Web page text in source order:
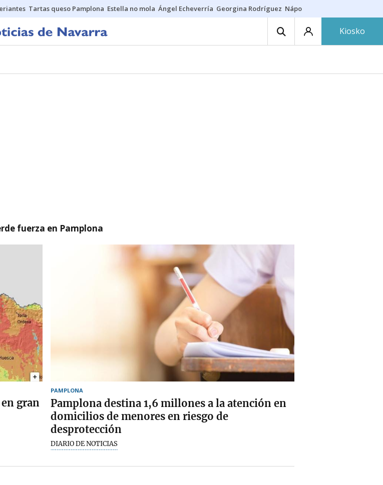
Tartas queso Pamplona Estella no mola Ángel Echeverría Georgina Rodríguez Nápoles - Osasuna
Kiosko
fuerza en Pamplona
gran
PAMPLONA
Pamplona destina 1,6 millones a la atención en
domicilios de menores en riesgo de
desprotección
DIARIO DE NOTICIAS